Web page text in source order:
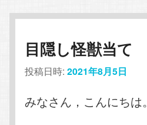
目隠し怪獣当て
投稿日時:2021年8月5日
みなさん，こんにちは。